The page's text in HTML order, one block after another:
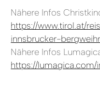
Nähere Infos
https://www.tirol.at/
innsbrucker-
Nähere Infos
https://lumagica.com/